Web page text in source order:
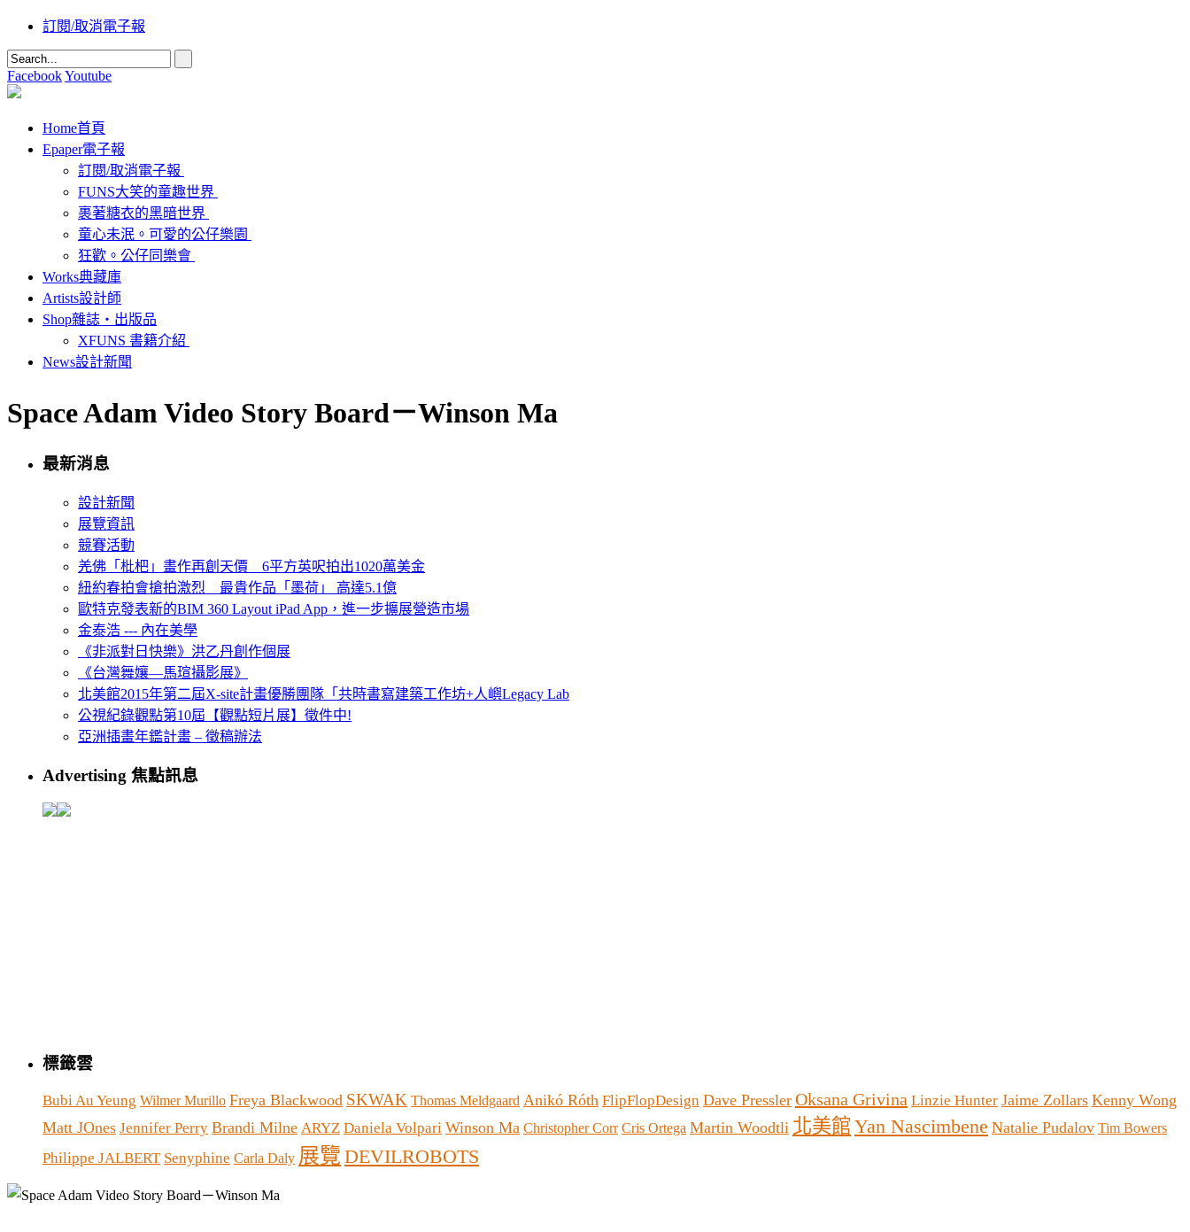
訂閱/取消電子報
FacebookYoutube
Home首頁
Epaper電子報
訂閱/取消電子報
FUNS大笑的童趣世界
裹著糖衣的黑暗世界
童心未泯。可愛的公仔樂園
狂歡。公仔同樂會
Works典藏庫
Artists設計師
Shop雜誌‧出版品
XFUNS 書籍介紹
News設計新聞
Space Adam Video Story Board－Winson Ma
最新消息
設計新聞
展覽資訊
競賽活動
羌佛「枇杷」畫作再創天價 6平方英呎拍出1020萬美金
紐約春拍會搶拍激烈 最貴作品「墨荷」 高達5.1億
歐特克發表新的BIM 360 Layout iPad App，進一步擴展營造市場
金泰浩 --- 內在美學
《非派對日快樂》洪乙丹創作個展
《台灣舞孃—馬瑄攝影展》
北美館2015年第二屆X-site計畫優勝團隊「共時書寫建築工作坊+人嶼Legacy Lab
公視紀錄觀點第10屆【觀點短片展】徵件中!
亞洲插畫年鑑計畫 – 徵稿辦法
Advertising 焦點訊息
標籤雲
Bubi Au Yeung Wilmer Murillo Freya Blackwood SKWAK Thomas Meldgaard Anikó Róth FlipFlopDesign Dave Pressler Oksana Grivina Linzie Hunter Jaime Zollars Kenny Wong
Matt JOnes Jennifer Perry Brandi Milne ARYZ Daniela Volpari Winson Ma Christopher Corr Cris Ortega Martin Woodtli 北美館Yan Nascimbene Natalie Pudalov Tim Bowers
Philippe JALBERT Senyphine Carla Daly 展覽 DEVILROBOTS